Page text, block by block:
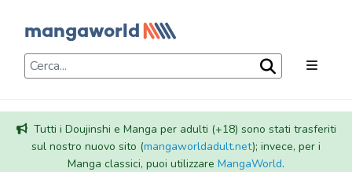
Tutti i Doujinshi e Manga per adulti (+18) sono stati trasferiti
sul nostro nuovo sito (mangaworldadult.net); invece, per i
Manga classici, puoi utilizzare MangaWorld.